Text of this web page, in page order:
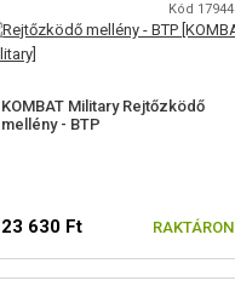
Kód 17944
KOMBAT Military Rejtőzködő
mellény - BTP
23 630 Ft RAKTÁRON
L